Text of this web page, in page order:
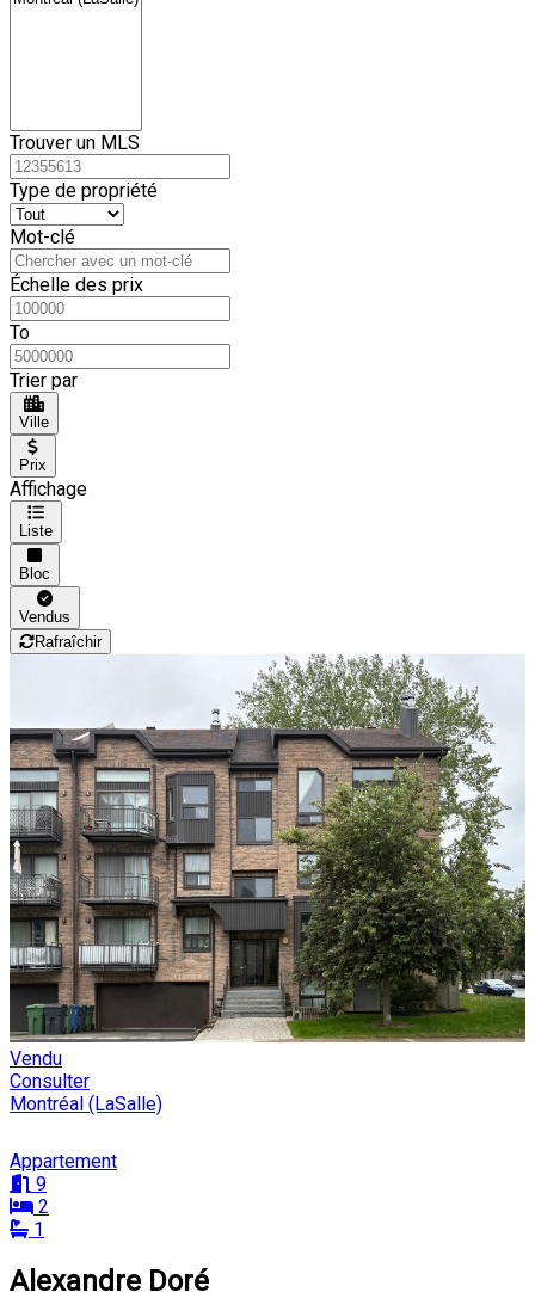
Trouver un MLS
Type de propriété
Mot-clé
Échelle des prix
To
Trier par
Ville
Prix
Affichage
Liste
Bloc
Vendus
Rafraîchir
Vendu
Consulter
Montréal (LaSalle)
Appartement
9
2
1
Alexandre Doré